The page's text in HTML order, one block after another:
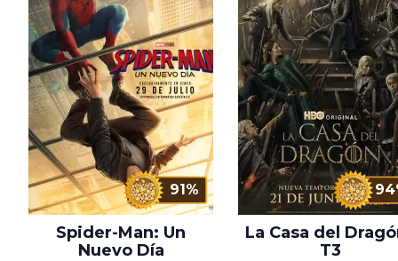
91%
Spider-Man: Un
Nuevo Día
La Casa del
T3